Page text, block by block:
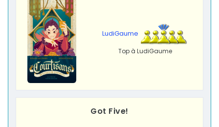
LudiGaume
Top à LudiGaume
Got Five!